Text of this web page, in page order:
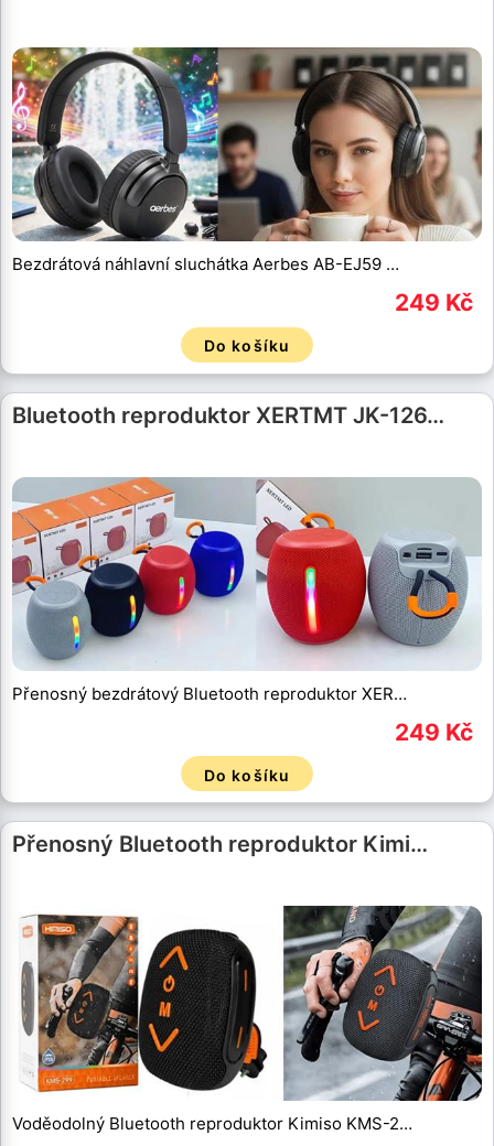
Bezdrátová náhlavní sluchátka Aerbes AB-EJ59 …
249 Kč
Do košíku
Bluetooth reproduktor XERTMT JK-126…
Přenosný bezdrátový Bluetooth reproduktor XER…
249 Kč
Do košíku
Přenosný Bluetooth reproduktor Kimi…
Voděodolný Bluetooth reproduktor Kimiso KMS-2…